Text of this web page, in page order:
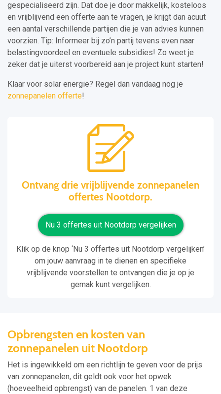
gespecialiseerd zijn. Dat doe je door makkelijk, kosteloos
en vrijblijvend een offerte aan te vragen, je krijgt dan acuut
een aantal verschillende partijen die je van advies kunnen
voorzien. Tip: Informeer bij zo’n partij tevens even naar
belastingvoordeel en eventuele subsidies! Zo weet je
zeker dat je uiterst voorbereid aan je project kunt starten!
Klaar voor solar energie? Regel dan vandaag nog je
zonnepanelen offerte!
Ontvang drie vrijblijvende zonnepanelen
offertes Nootdorp.
Nu 3 offertes uit Nootdorp vergelijken
Klik op de knop ‘Nu 3 offertes uit Nootdorp vergelijken’
om jouw aanvraag in te dienen en specifieke
vrijblijvende voorstellen te ontvangen die je op je
gemak kunt vergelijken.
Opbrengsten en kosten van
zonnepanelen uit Nootdorp
Het is ingewikkeld om een richtlijn te geven voor de prijs
van zonnepanelen, dit geldt ook voor het opwek
(hoeveelheid opbrengst) van de panelen. 1 van deze